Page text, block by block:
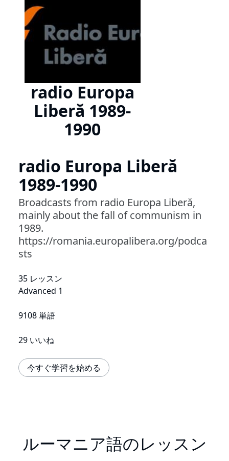
radio Europa
Liberă 1989-
1990
radio Europa Liberă
1989-1990
Broadcasts from radio Europa Liberă,
mainly about the fall of communism in
1989.
https://romania.europalibera.org/podca
sts
35 レッスン
Advanced 1
9108 単語
29 いいね
今すぐ学習を始める
ルーマニア語のレッスン